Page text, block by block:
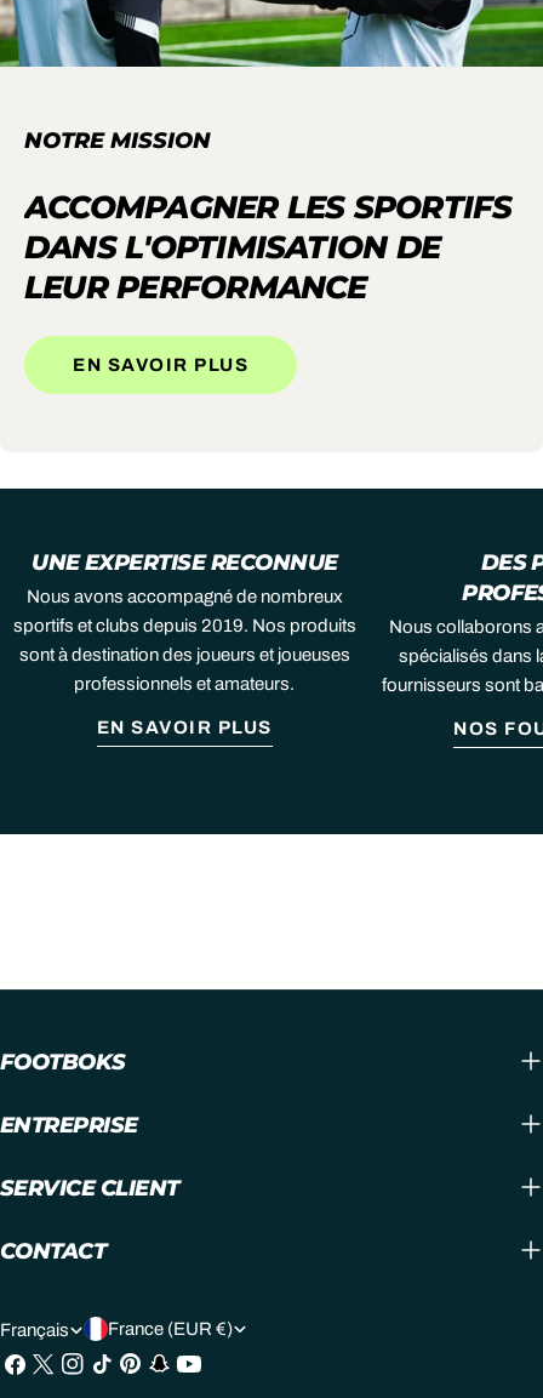
NOTRE MISSION
ACCOMPAGNER LES SPORTIFS
DANS L'OPTIMISATION DE
LEUR PERFORMANCE
EN SAVOIR PLUS
UNE EXPERTISE RECONNUE
Nous avons accompagné de nombreux
sportifs et clubs depuis 2019. Nos produits
sont à destination des joueurs et joueuses
professionnels et amateurs.
EN SAVOIR PLUS
DES
Nous collaborons
spécialisés dans
fournisseurs sont
NOS
FOOTBOKS
ENTREPRISE
SERVICE CLIENT
CONTACT
L
A
Français
P
A
France (EUR €)
Facebook
X
Instagram
TIC Pinterest
Snapchat
Youtube